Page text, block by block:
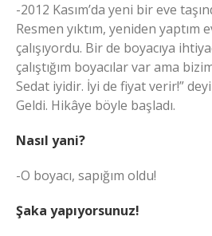
-2012 Kasım’da yeni bir eve
Resmen yıktım, yeniden yaptım
çalışıyordu. Bir de boyacıya
çalıştığım boyacılar var ama
Sedat iyidir. İyi de fiyat verir!”
Geldi. Hikâye böyle başladı.
Nasıl yani?
-O boyacı, sapığım oldu!
Şaka yapıyorsunuz!